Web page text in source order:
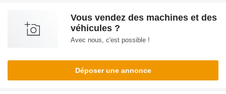
Vous vendez des machines et des
véhicules ?
Avec nous, c'est possible !
Déposer une annonce